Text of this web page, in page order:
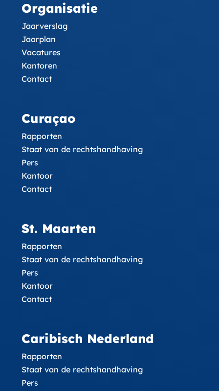
Organisatie
Jaarverslag
Jaarplan
Vacatures
Kantoren
Contact
Curaçao
Rapporten
Staat van de rechtshandhaving
Pers
Kantoor
Contact
St. Maarten
Rapporten
Staat van de rechtshandhaving
Pers
Kantoor
Contact
Caribisch Nederland
Rapporten
Staat van de rechtshandhaving
Pers